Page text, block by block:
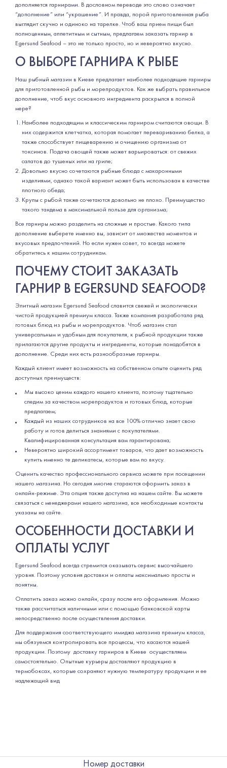
дополняется гарнирами. В дословном переводе это слово означает
“дополнение” или “украшение”. И правда, порой приготовленная рыба
выглядит скучно и одиноко на тарелке. Чтоб ваш прием пищи был
полноценным, аппетитным и сытным, предлагаем заказать гарнир в
Egersund Seafood – это не только просто, но и невероятно вкусно.
О ВЫБОРЕ ГАРНИРА К РЫБЕ
Наш рыбный магазин в Киеве предлагает наиболее подходящие гарниры
для приготовленной рыбы и морепродуктов. Как же выбрать правильное
дополнение, чтоб вкус основного ингредиента раскрылся в полной
мере?
Наиболее подходящим и классическим гарниром считаются овощи. В
них содержится клетчатка, которая помогает перевариванию белка, а
также способствует пищеварению и очищению организма от
токсинов. Подача овощей также может варьироваться: от свежих
салатов до тушеных или на гриле;
Довольно вкусно сочетаются рыбные блюда с макаронными
изделиями, однако такой вариант может быть использован в качестве
плотного обеда;
Крупы с рыбой также сочетаются довольно не плохо. Преимущество
такого тандема в максимальной пользе для организма;
Все гарниры можно разделить на сложные и простые. Какого типа
дополнение выберете именно вы, зависит от множества моментов и
вкусовых предпочтений. Но если нужен совет, то всегда можете
обратитесь к нашим сотрудникам.
ПОЧЕМУ СТОИТ ЗАКАЗАТЬ
ГАРНИР В EGERSUND SEAFOOD?
Элитный магазин Egersund Seafood славится свежей и экологически
чистой продукцией премиум класса. Также компания разработала ряд
готовых блюд из рыбы и морепродуктов. Чтоб магазин стал
универсальным и удобным для покупателя, к рыбной продукции также
прилагаются другие продукты и ингредиенты, которые понадобятся в
дополнение. Среди них есть разнообразные гарниры.
Каждый клиент имеет возможность на собственном опыте оценить ряд
доступных преимуществ:
Мы высоко ценим каждого нашего клиента, поэтому тщательно
следим за качеством морепродуктов и готовых блюд, которые
предлагаем;
Каждый из наших сотрудников на все 100% отлично знает свою
работу и готов делиться знаниями с покупателями.
Квалифицированная консультация вам гарантирована;
Невероятно широкий ассортимент товаров, что дает возможность
купить именно те деликатесы, которые вам по вкусу.
Оценить качество профессионального сервиса можете при посещении
нашего магазина. Но сегодня многие стараются оформить заказ в
онлайн-режиме. Эта опция также доступна на нашем сайте. Вы можете
связаться с менеджерами нашего магазина, все необходимые контакты
указаны на сайте.
ОСОБЕННОСТИ ДОСТАВКИ И
ОПЛАТЫ УСЛУГ
Egersund Seafood всегда стремится оказывать сервис высочайшего
уровня. Поэтому условия доставки и оплаты максимально просты и
понятны.
Оплатить заказ можно онлайн, сразу после его оформления. Можно
также рассчитаться наличными или с помощью банковской карты
непосредственно после осуществления доставки.
Для поддержания соответствующего имиджа магазина премиум класса,
мы обязуемся контролировать все процессы, что касаются нашей
продукции. Поэтому доставку гарниров в Киеве осуществляем
самостоятельно. Опытные курьеры доставляют продукцию в
термобоксах, которые сохраняют нужную температуру продукции и ее
надлежащий вид
Номер доставки